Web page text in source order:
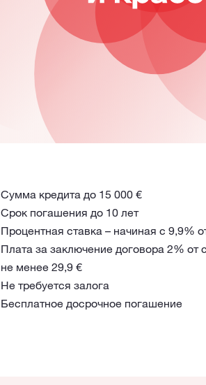
Сумма кредита до 15 000 €
Срок погашения до 10 лет
Процентная ставка – начиная с 9,9%
Плата за заключение договора 2% от
не менее 29,9 €
Не требуется залога
Бесплатное досрочное погашение